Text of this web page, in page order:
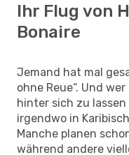
Ihr Flug von
Bonaire
Jemand hat mal
ohne Reue“. Und
hinter sich zu
irgendwo in
Manche planen
während andere